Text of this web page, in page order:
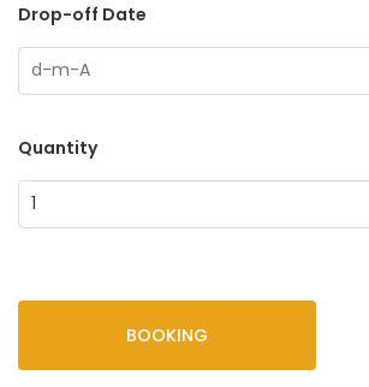
Drop-off Date
Quantity
BOOKING